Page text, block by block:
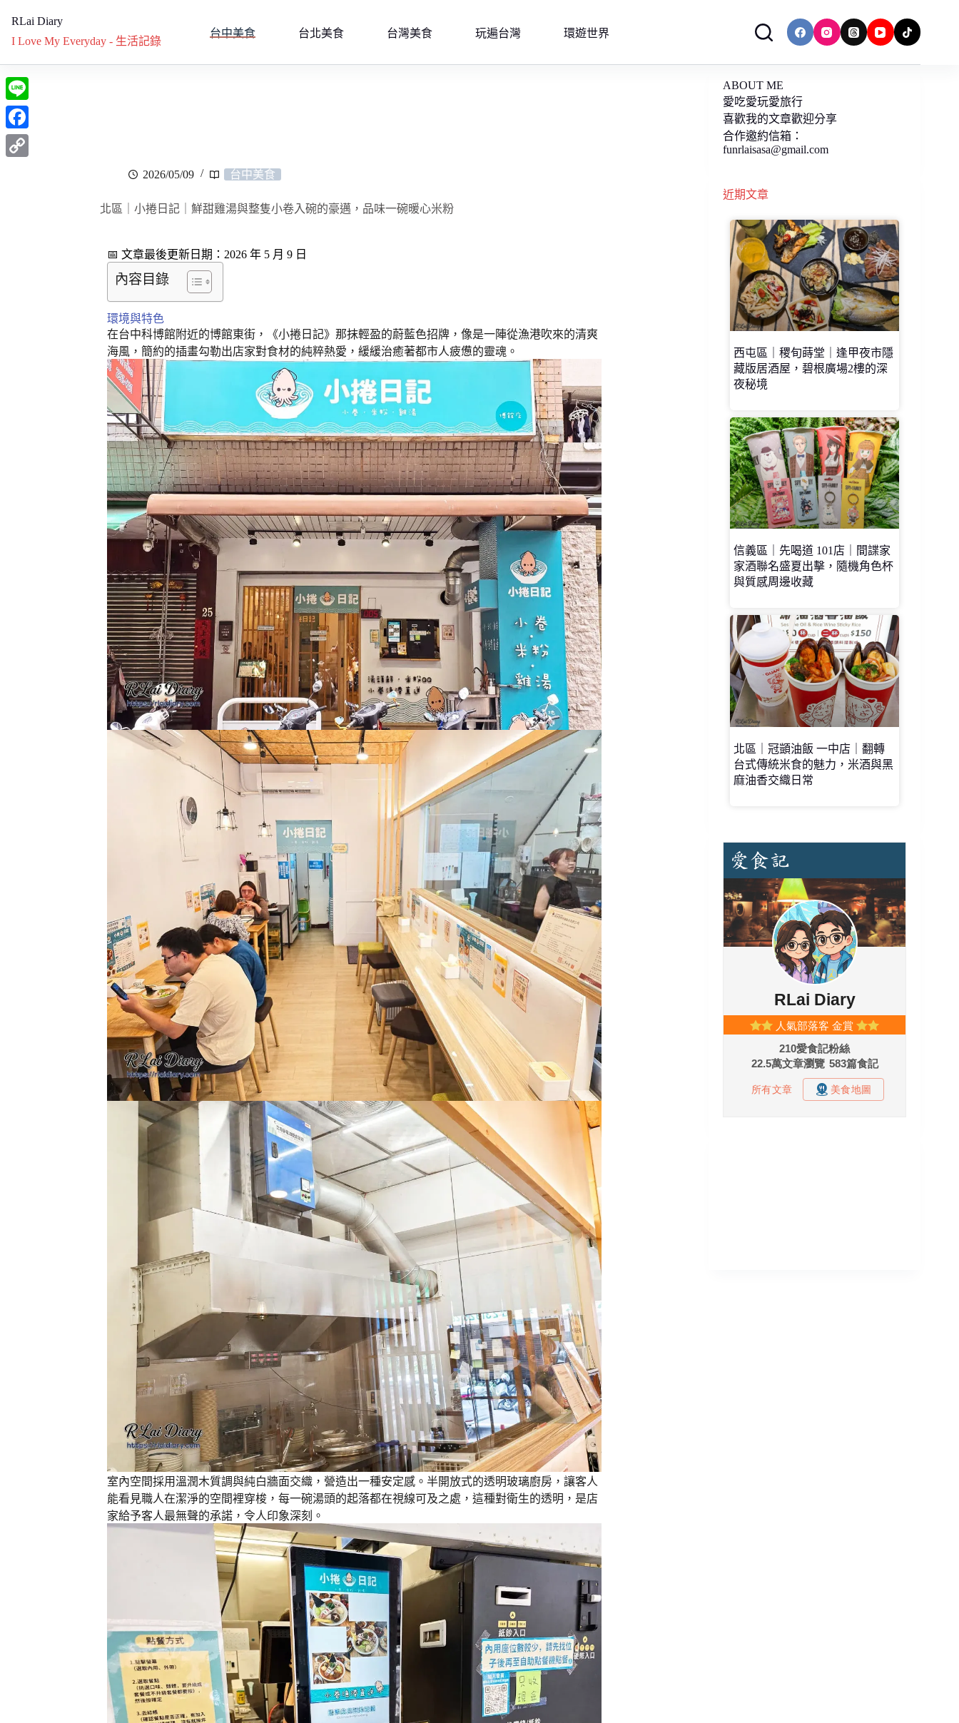
RLai Diary
I Love My Everyday - 生活記錄
台中美食 台北美食 台灣美食 玩遍台灣 環遊世界
2026/05/09 台中美食
北區｜小捲日記｜鮮甜雞湯與整隻小卷入碗的豪邁，品味一碗暖心米粉
📅 文章最後更新日期：2026 年 5 月 9 日
內容目錄
環境與特色
在台中科博館附近的博館東街，《小捲日記》那抹輕盈的蔚藍色招牌，像是一陣從漁港吹來的清爽
海風，簡約的插畫勾勒出店家對食材的純粹熱愛，緩緩治癒著都市人疲憊的靈魂。
室內空間採用溫潤木質調與純白牆面交織，營造出一種安定感。半開放式的透明玻璃廚房，讓客人
能看見職人在潔淨的空間裡穿梭，每一碗湯頭的起落都在視線可及之處，這種對衛生的透明，是店
家給予客人最無聲的承諾，令人印象深刻。
ABOUT ME
愛吃愛玩愛旅行
喜歡我的文章歡迎分享
合作邀約信箱：
funrlaisasa@gmail.com
近期文章
西屯區｜稷旬蒔堂｜逢甲夜市隱
藏版居酒屋，碧根廣場2樓的深
夜秘境
信義區｜先喝道 101店｜間諜家
家酒聯名盛夏出擊，隨機角色杯
與質感周邊收藏
北區｜冠顗油飯 一中店｜翻轉
台式傳統米食的魅力，米酒與黑
麻油香交織日常
L
i
n
F